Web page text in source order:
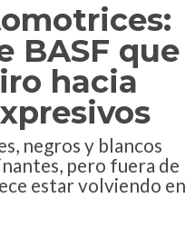
BASF que
hacia
negros y blancos
pero fuera de
estar volviendo en